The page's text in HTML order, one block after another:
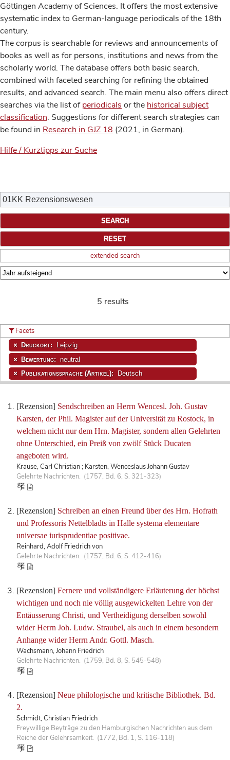
Göttingen Academy of Sciences. It offers the most extensive
systematic index to German-language periodicals of the 18th
century.
The corpus is searchable for reviews and announcements of
books as well as for persons, institutions and news from the
scholarly world. The database offers both basic search,
combined with faceted searching for refining the obtained
results, and advanced search. The main menu also offers direct
searches via the list ofperiodicals or the historical subject
classification. Suggestions for different search strategies can
be found in Research in GJZ 18 (2021, in German).
Hilfe / Kurztipps zur Suche
extended search
5 results
[Rezension] Sendschreiben an Herrn Wencesl. Joh. Gustav
Karsten, der Phil. Magister auf der Universität zu Rostock, in
welchem nicht nur dem Hrn. Magister, sondern allen Gelehrten
ohne Unterschied, ein Preiß von zwölf Stück Ducaten
angeboten wird.
Krause, Carl Christian ; Karsten, Wenceslaus Johann Gustav
Gelehrte Nachrichten. (1757, Bd. 6, S. 321-323)
[Rezension] Schreiben an einen Freund über des Hrn. Hofrath
und Professoris Nettelbladts in Halle systema elementare
universae iurisprudentiae positivae.
Reinhard, Adolf Friedrich von
Gelehrte Nachrichten. (1757, Bd. 6, S. 412-416)
[Rezension] Fernere und vollständigere Erläuterung der höchst
wichtigen und noch nie völlig ausgewickelten Lehre von der
Entäusserung Christi, und Vertheidigung derselben sowohl
wider Herrn Joh. Ludw. Straubel, als auch in einem besondern
Anhange wider Herrn Andr. Gottl. Masch.
Wachsmann, Johann Friedrich
Gelehrte Nachrichten. (1759, Bd. 8, S. 545-548)
[Rezension] Neue philologische und kritische Bibliothek. Bd.
2.
Schmidt, Christian Friedrich
Freywillige Beyträge zu den Hamburgischen Nachrichten aus dem
Reiche der Gelehrsamkeit. (1772, Bd. 1, S. 116-118)
Facets
Druckort: Leipzig
Bewertung: neutral
Publikationssprache (Artikel): Deutsch